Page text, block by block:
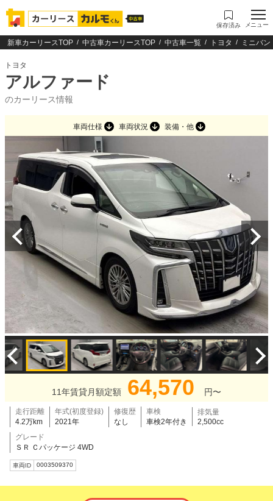
保存済み メニュー
新車カーリースTOP 中古車カーリースTOP 中古車一覧 トヨタ ミニバ
トヨタ
アルファード
のカーリース情報
車両仕様 車両状況 装備・他
11年賃貸月額定額 64,570 円〜
走行距離
4.2万km
年式(初度登録)
2021年
修復歴
なし
車検
車検2年付き
排気量
2,500cc
グレード
ＳＲ Ｃパッケージ 4WD
車両ID 0003509370